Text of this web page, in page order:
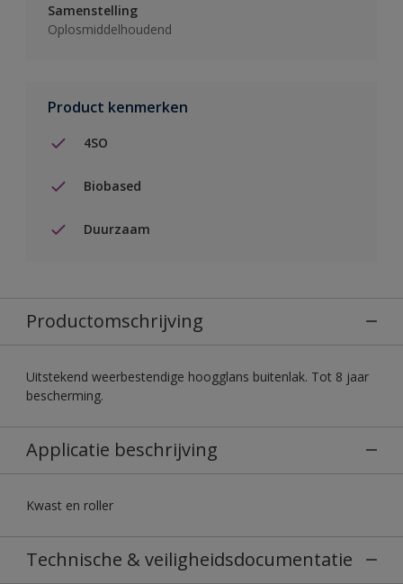
Samenstelling
Oplosmiddelhoudend
Product kenmerken
4SO
Biobased
Duurzaam
Productomschrijving
Uitstekend weerbestendige hoogglans buitenlak. Tot 8 jaar
bescherming.
Applicatie beschrijving
Kwast en roller
Technische & veiligheidsdocumentatie